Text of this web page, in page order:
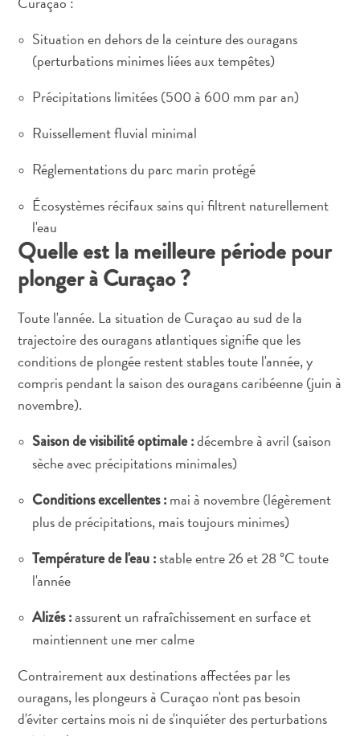
Situation en dehors de la ceinture des ouragans
(perturbations minimes liées aux tempêtes)
Précipitations limitées (500 à 600 mm par an)
Ruissellement fluvial minimal
Réglementations du parc marin protégé
Écosystèmes récifaux sains qui filtrent naturellement
l'eau
Quelle est la meilleure période pour
plonger à Curaçao ?
Toute l'année. La situation de Curaçao au sud de la
trajectoire des ouragans atlantiques signifie que les
conditions de plongée restent stables toute l'année, y
compris pendant la saison des ouragans caribéenne (juin à
novembre).
Saison de visibilité optimale :décembre à avril (saison
sèche avec précipitations minimales)
Conditions excellentes :mai à novembre (légèrement
plus de précipitations, mais toujours minimes)
Température de l'eau :stable entre 26 et 28 °C toute
l'année
Alizés :assurent un rafraîchissement en surface et
maintiennent une mer calme
Contrairement aux destinations affectées par les
ouragans, les plongeurs à Curaçao n'ont pas besoin
d'éviter certains mois ni de s'inquiéter des perturbations